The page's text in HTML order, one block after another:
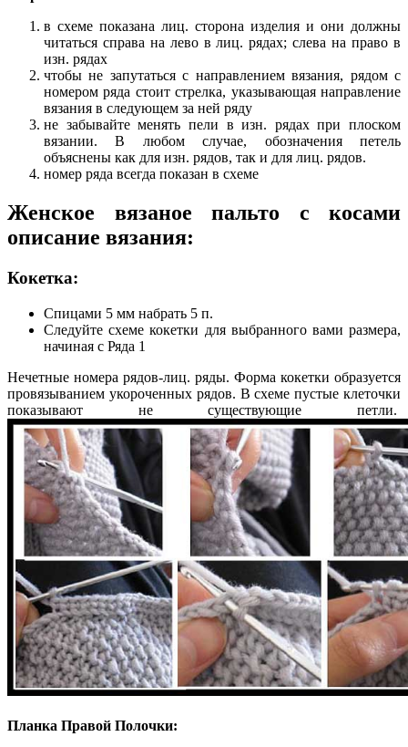
в схеме показана лиц. сторона изделия и они должны
читаться справа на лево в лиц. рядах; слева на право в
изн. рядах
чтобы не запутаться с направлением вязания, рядом с
номером ряда стоит стрелка, указывающая направление
вязания в следующем за ней ряду
не забывайте менять пели в изн. рядах при плоском
вязании. В любом случае, обозначения петель
объяснены как для изн. рядов, так и для лиц. рядов.
номер ряда всегда показан в схеме
Женское вязаное пальто с косами
описание вязания:
Кокетка:
Спицами 5 мм набрать 5 п.
Следуйте схеме кокетки для выбранного вами размера,
начиная с Ряда 1
Нечетные номера рядов-лиц. ряды. Форма кокетки образуется
провязыванием укороченных рядов. В схеме пустые клеточки
показывают не существующие петли.
Планка Правой Полочки: